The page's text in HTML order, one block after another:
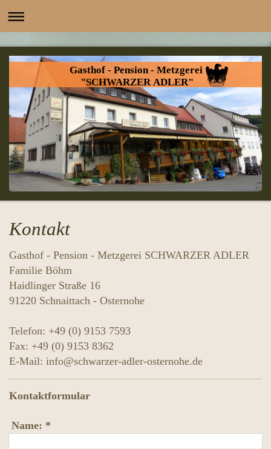
Gasthof - Pension - Metzgerei
"SCHWARZER ADLER"
Kontakt
Gasthof - Pension - Metzgerei SCHWARZER ADLER
Familie Böhm
Haidlinger Straße 16
91220 Schnaittach - Osternohe
Telefon: +49 (0) 9153 7593
Fax: +49 (0) 9153 8362
E-Mail: info@schwarzer-adler-osternohe.de
Kontaktformular
Name: *